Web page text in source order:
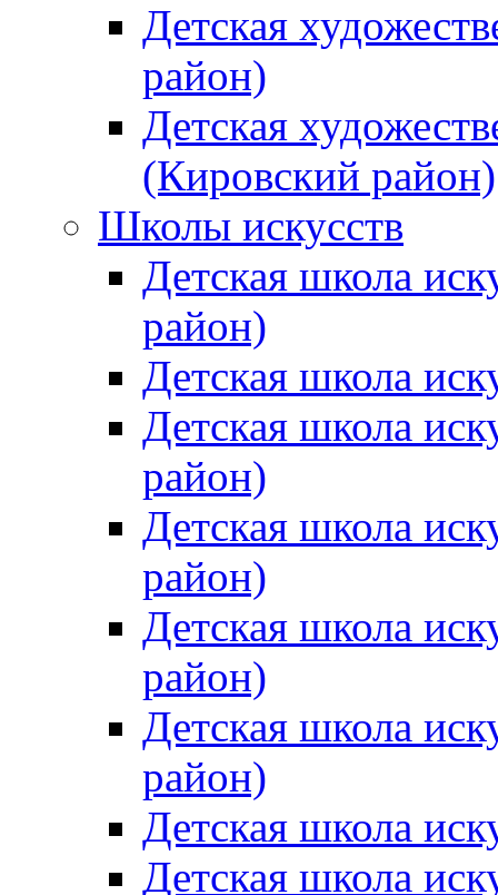
Детская
район)
Детская
(Кировский район)
Школы искусств
Детская школа
район)
Детская школа
Детская школа
район)
Детская школа
район)
Детская школа
район)
Детская школа
район)
Детская школа
Детская школа